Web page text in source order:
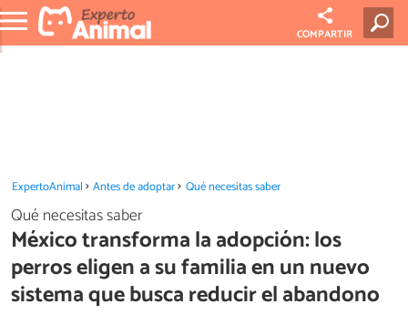
COMPARTIR
ExpertoAnimal Antes de adoptar Qué necesitas saber
Qué necesitas saber
México transforma la adopción: los
perros eligen a su familia en un nuevo
sistema que busca reducir el abandono